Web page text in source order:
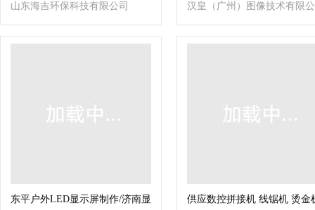
山东海吉环保科技有限公司
汉皇（广州）图像技术有限公
司
东平户外LED显示屏制作/济南显
供应数控拼接机 线锯机 烫金